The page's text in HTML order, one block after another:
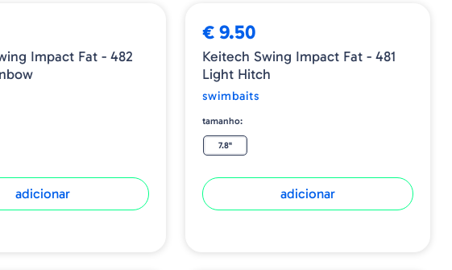
Impact Fat - 482
adicionar
€ 9.50
Keitech Swing Impact Fat - 481
Light Hitch
swimbaits
tamanho:
7.8"
adicionar